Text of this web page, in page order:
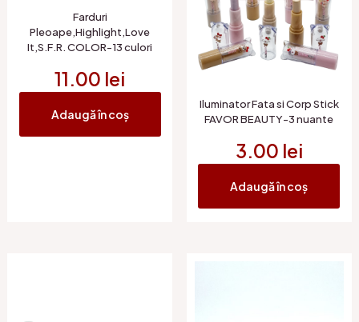
Farduri
Pleoape,Highlight,Love
It,S.F.R. COLOR-13 culori
11.00 lei
Adaugă în coș
Iluminator Fata si Corp Stick
FAVOR BEAUTY-3 nuante
3.00 lei
Adaugă în coș